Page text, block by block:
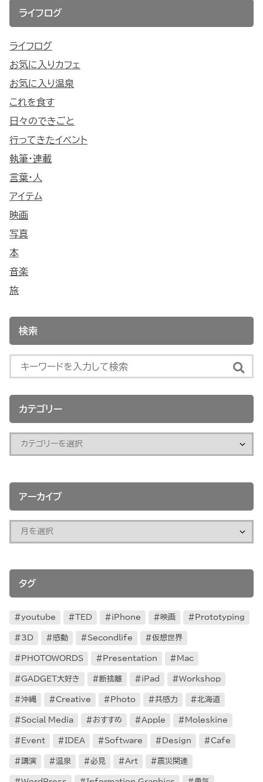
ライフログ
ライフログ
お気に入りカフェ
お気に入り温泉
これを食す
日々のできごと
行ってきたイベント
執筆・連載
言葉・人
アイテム
映画
写真
本
音楽
旅
検索
カテゴリー
アーカイブ
タグ
youtube TED iPhone 映画 Prototyping
3D 感動 Secondlife 仮想世界
PHOTOWORDS Presentation Mac
GADGET大好き 断捨離 iPad Workshop
沖縄 Creative Photo 共感力 北海道
Social Media おすすめ Apple Moleskine
Event IDEA Software Design Cafe
講演 温泉 必見 Art 震災関連